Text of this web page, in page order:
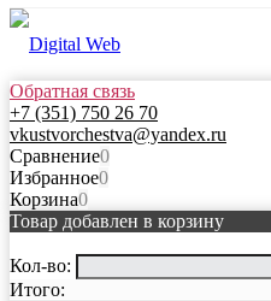
Обратная связь
+7 (351) 750 26 70
vkustvorchestva@yandex.ru
Сравнение0
Избранное0
Корзина0
Товар добавлен в корзину
Кол-во:
Итого: